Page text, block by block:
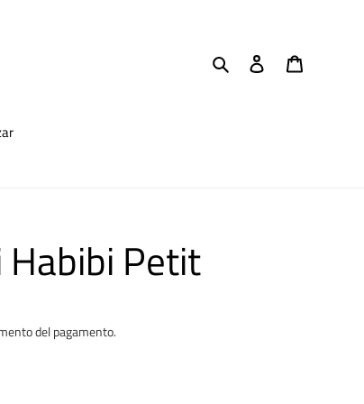
Cerca Accedi
Habibi Petit
del pagamento.